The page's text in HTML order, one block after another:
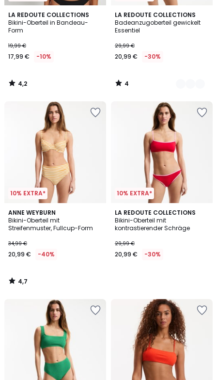
LA REDOUTE COLLECTIONS
Bikini-Oberteil in Bandeau-
Form
19,99 €
17,99 € -10%
4,2
/ 5
4,2
/
LA REDOUTE COLLECTIONS
Badeanzugoberteil gewickelt
Essentiel
29,99 €
20,99 € -30%
4
/
5
2
Farben
4
/
10% EXTRA*
ANNE WEYBURN
Bikini-Oberteil mit
Streifenmuster, Fullcup-Form
34,99 €
20,99 € -40%
4,7
/ 5
4,7
/
10% EXTRA*
LA REDOUTE COLLECTIONS
Bikini-Oberteil mit
kontrastierender Schräge
29,99 €
20,99 € -30%